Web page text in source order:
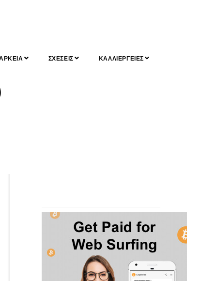
ΣΧΕΣΕΙΣ ΚΑΛΛΙΕΡΓΕΙΕΣ